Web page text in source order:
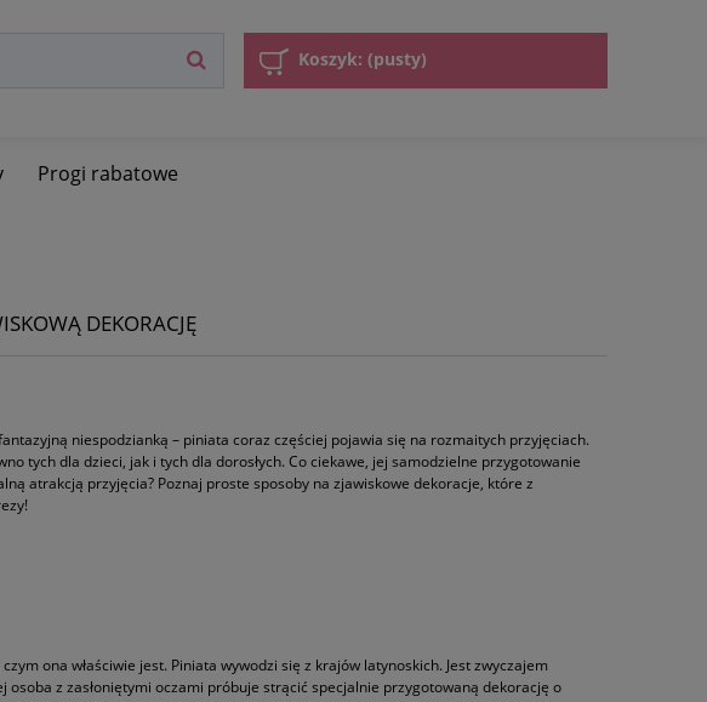
Koszyk: (pusty)
Progi rabatowe
DEKORACJĘ
niespodzianką – piniata coraz częściej pojawia się na rozmaitych przyjęciach.
tych dla dzieci, jak i tych dla dorosłych. Co ciekawe, jej samodzielne przygotowanie
atrakcją przyjęcia? Poznaj proste sposoby na zjawiskowe dekoracje, które z
ona właściwie jest. Piniata wywodzi się z krajów latynoskich. Jest zwyczajem
z zasłoniętymi oczami próbuje strącić specjalnie przygotowaną dekorację o